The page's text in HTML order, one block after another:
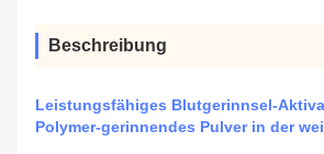
Beschreibung
Leistungsfähiges Blutgerinnsel-
Polymer-gerinnendes Pulver in der